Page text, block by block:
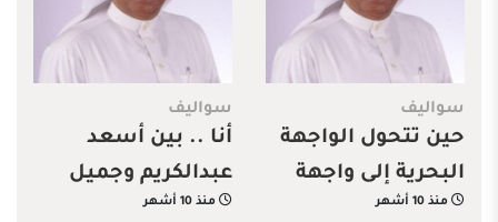
سواليف
حين تتحول الواجهة
البحرية إلى واجهة
تجارية
منذ 10 أشهر
سواليف
أنا .. بين أسعد
عبدالكريم وجميل
محمود
منذ 10 أشهر